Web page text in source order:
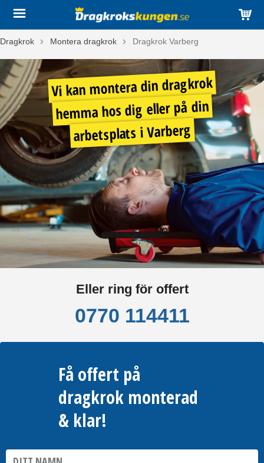
Dragkrok Montera dragkrok Dragkrok Varberg
Vi kan montera din dragkrok
hemma hos dig eller på din
arbetsplats i Varberg
Eller ring för offert
0770 114411
Få offert på
dragkrok monterad
& klar!